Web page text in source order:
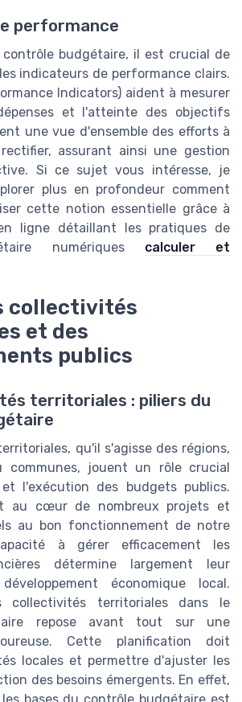
performance
contrôle budgétaire, il est crucial de
indicateurs de performance clairs.
Indicators) aident à mesurer
et l'atteinte des objectifs
une vue d'ensemble des efforts à
assurant ainsi une gestion
Si ce sujet vous intéresse, je
plus en profondeur comment
cette notion essentielle grâce à
ligne détaillant les pratiques de
numériques calculer et
collectivités
et des
publics
territoriales : piliers du
qu'il s'agisse des régions,
communes, jouent un rôle crucial
l'exécution des budgets publics.
au cœur de nombreux projets et
au bon fonctionnement de notre
à gérer efficacement les
détermine largement leur
économique local.
collectivités territoriales dans le
repose avant tout sur une
Cette planification doit
locales et permettre d'ajuster les
des besoins émergents. En effet,